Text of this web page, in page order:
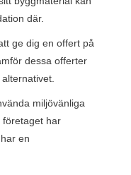
där.
ge dig en offert på
dessa offerter
miljövänliga
företaget har
en